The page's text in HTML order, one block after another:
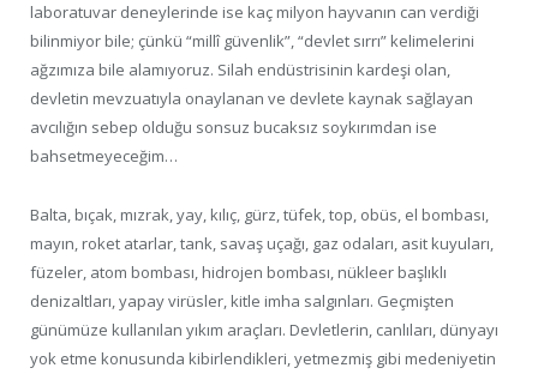
laboratuvar deneylerinde ise kaç milyon hayvanın can verdiği
bilinmiyor bile; çünkü “millî güvenlik”, “devlet sırrı” kelimelerini
ağzımıza bile alamıyoruz. Silah endüstrisinin kardeşi olan,
devletin mevzuatıyla onaylanan ve devlete kaynak sağlayan
avcılığın sebep olduğu sonsuz bucaksız soykırımdan ise
bahsetmeyeceğim…
Balta, bıçak, mızrak, yay, kılıç, gürz, tüfek, top, obüs, el bombası,
mayın, roket atarlar, tank, savaş uçağı, gaz odaları, asit kuyuları,
füzeler, atom bombası, hidrojen bombası, nükleer başlıklı
denizaltları, yapay virüsler, kitle imha salgınları. Geçmişten
günümüze kullanılan yıkım araçları. Devletlerin, canlıları, dünyayı
yok etme konusunda kibirlendikleri, yetmezmiş gibi medeniyetin